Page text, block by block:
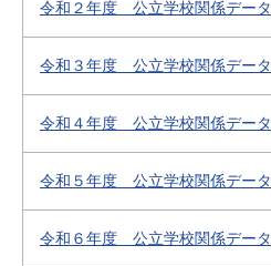
令和２年度 公立学校関係データ
令和３年度 公立学校関係データ
令和４年度 公立学校関係データ
令和５年度 公立学校関係データ
令和６年度 公立学校関係データ